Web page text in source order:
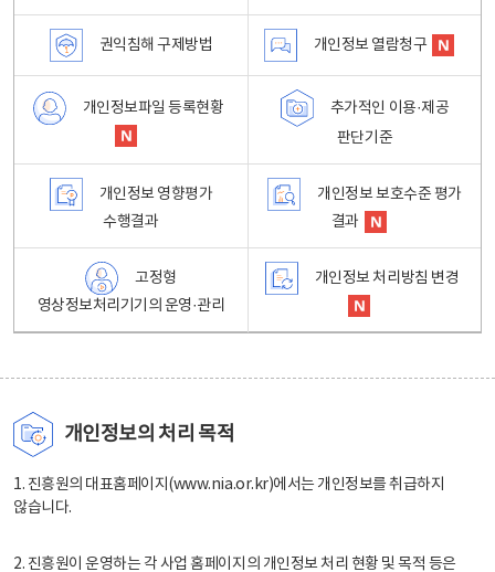
권익침해 구제방법 개인정보 열람청구
개인정보파일 등록현황
추가적인 이용·제공
판단기준
개인정보 영향평가
수행결과
개인정보 보호수준 평가
결과
고정형
영상정보처리기기의 운영·관리
개인정보 처리방침 변경
개인정보의 처리 목적
1. 진흥원의 대표홈페이지(www.nia.or.kr)에서는 개인정보를 취급하지
않습니다.
2. 진흥원이 운영하는 각 사업 홈페이지의 개인정보 처리 현황 및 목적 등은